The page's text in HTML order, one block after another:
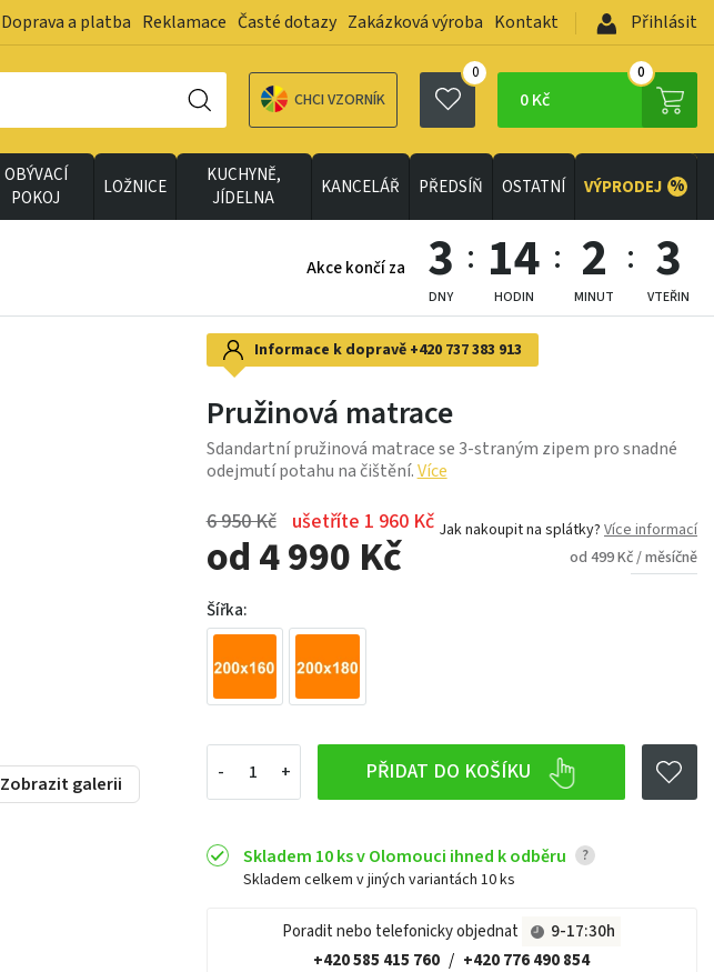
Doprava a platba Reklamace Časté dotazy Zakázková výroba Kontakt Přihlásit
CHCI VZORNÍK
0
0 Kč
0
OBÝVACÍ
POKOJ
LOŽNICE
KUCHYNĚ,
JÍDELNA
KANCELÁŘ PŘEDSÍŇ OSTATNÍ VÝPRODEJ %
Akce končí za 3
DNY
14
HODIN
2
MINUT
2
VTEŘIN
Informace k dopravě +420 737 383 913
Pružinová matrace
Sdandartní pružinová matrace se 3-straným zipem pro snadné
odejmutí potahu na čištění.Více
6 950 Kč ušetříte 1 960 Kč
od 4 990 Kč Jak nakoupit na splátky? Více informací
od 499 Kč / měsíčně
Šířka:
PŘIDAT DO KOŠÍKU
Skladem 10 ks v Olomouci ihned k odběru ?
Skladem celkem v jiných variantách 10 ks
Poradit nebo telefonicky objednat
9-17:30h
+420 585 415 760 / +420 776 490 854
Zobrazit galerii